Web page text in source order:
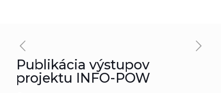
Publikácia výstupov
projektu INFO-POW